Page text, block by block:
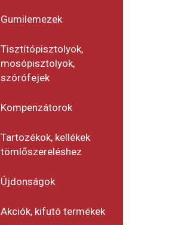
Gumilemezek
Tisztítópisztolyok,
mosópisztolyok,
szórófejek
Kompenzátorok
Tartozékok, kellékek
tömlőszereléshez
Újdonságok
Akciók, kifutó termékek